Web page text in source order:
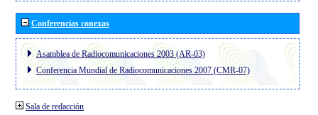
Conferencias conexas
Asamblea de Radiocomunicaciones 2003 (AR-03)
Conferencia Mundial de Radiocomunicaciones 2007 (CMR-07)
Sala de redacción